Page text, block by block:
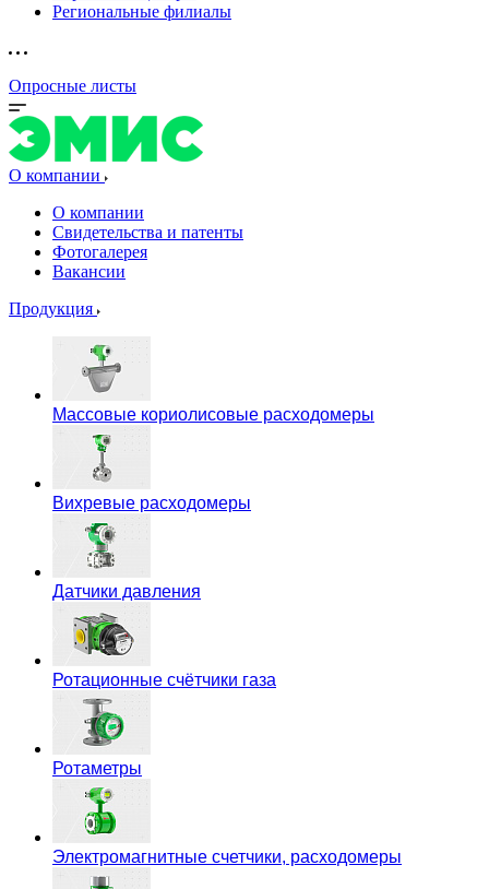
Региональные филиалы
Опросные листы
О компании
О компании
Свидетельства и патенты
Фотогалерея
Вакансии
Продукция
Массовые кориолисовые расходомеры
Вихревые расходомеры
Датчики давления
Ротационные счётчики газа
Ротаметры
Электромагнитные счетчики, расходомеры